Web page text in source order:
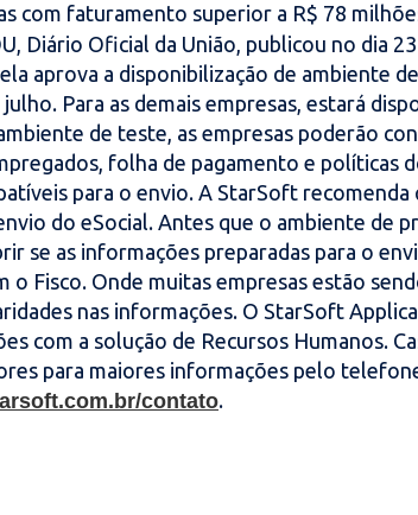
com faturamento superior a R$ 78
Diário Oficial da União, publicou no dia
aprova a disponibilização de ambiente
Para as demais empresas, estará
de teste, as empresas poderão
folha de pagamento e políticas
para o envio. A StarSoft
do eSocial. Antes que o ambiente de
se as informações preparadas para o
o Fisco. Onde muitas empresas estão
nas informações. O StarSoft
com a solução de Recursos Humanos.
para maiores informações pelo
contato.